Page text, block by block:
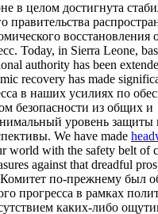
в целом достигнута
правительства
восстановления
. Today, in Sierra Leone,
authority has been
recovery has made
в наших усилиях по
безопасности из общих и
уровень защиты
We have made
world with the safety belt of
against that dreadful
по-прежнему был
прогресса в рамках
каких-либо